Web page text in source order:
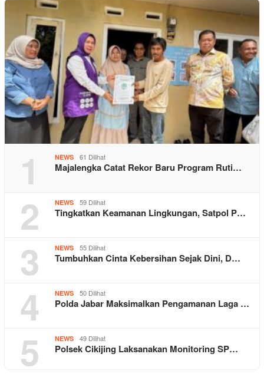
1 NEWS 61 Dilihat
Majalengka Catat Rekor Baru Program Ruti…
2 NEWS 59 Dilihat
Tingkatkan Keamanan Lingkungan, Satpol P…
3 NEWS 55 Dilihat
Tumbuhkan Cinta Kebersihan Sejak Dini, D…
4 NEWS 50 Dilihat
Polda Jabar Maksimalkan Pengamanan Laga …
5 NEWS 49 Dilihat
Polsek Cikijing Laksanakan Monitoring SP…